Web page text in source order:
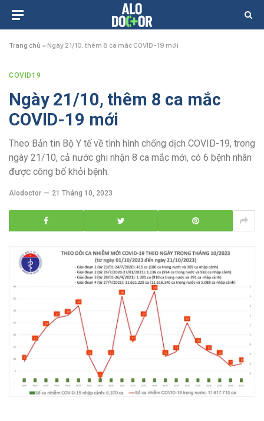
Trang chủ » Ngày 21/10, thêm 8 ca mắc COVID-19 mới
COVID19
Ngày 21/10, thêm 8 ca mắc
COVID-19 mới
Theo Bản tin Bộ Y tế về tình hình chống dịch COVID-19, trong
ngày 21/10, cả nước ghi nhận 8 ca mắc mới, có 6 bệnh nhân
được công bố khỏi bệnh.
Alodoctor 21 Tháng 10, 2023